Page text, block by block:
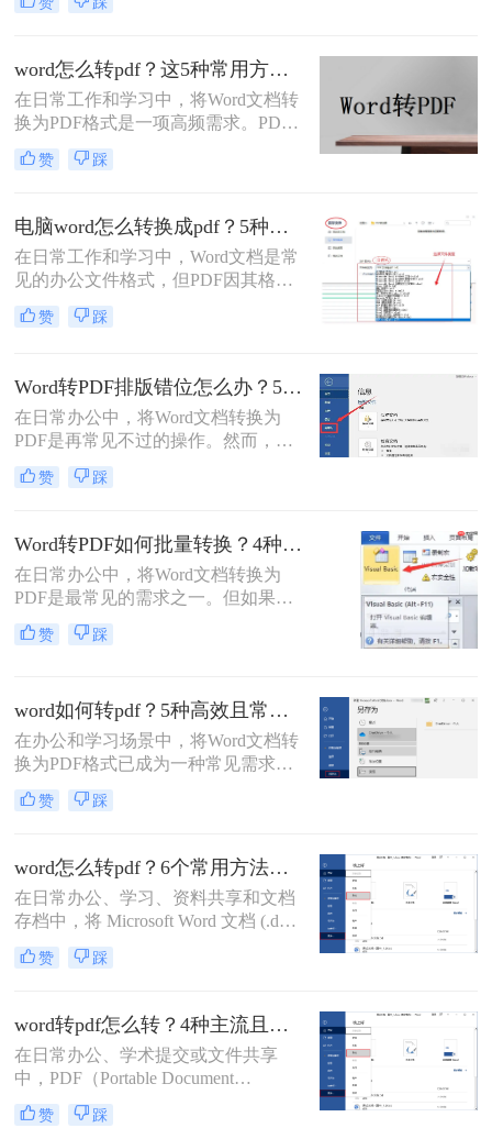
全性，已成为文件分发的首选格式。
辑工具，将其创作的文档转换为PDF
是一项高频且关键的操作。尽管操作
看似简单，但不同的转换方法在效
果、效率和应用场景上却大相径庭。
那么word怎么转pdf呢？
word怎么转pdf？这5种常用方法了解一下！
在日常工作和学习中，将Word文档转
换为PDF格式是一项高频需求。PDF
格式以其格式固定、兼容性强的特
点，成为文件共享和打印的首选。那
Word转PDF的常用方法，帮助您高效
完成转换任务。
赞 踩
电脑word怎么转换成pdf？5种详细方法全解析！
在日常工作和学习中，Word文档是常
见的办公文件格式，但PDF因其格式
固定、兼容性好、安全性高等特点，
成为跨平台共享和打印的首选。那么
为PDF的方法，帮助您根据需求选择
最合适的方案。
赞 踩
Word转PDF排版错位怎么办？5种有效方法彻底解决排版错位问题！
在日常办公中，将Word文档转换为
PDF是再常见不过的操作。然而，很
多用户都遇到过这样的困扰：明明在
Word里排版整齐的文档，转成PDF后
偏、页码丢失等问题。尤其是在提交
重要报告、学术论文或投标文件时，
排版错位不仅影响美观，更可能让专
业形象大打折扣。那么word转pdf排版
错位怎么办？本文结合多年办公实战
经验，整理出5种经过验证的有效方
赞 踩
Word转PDF如何批量转换？4种高效方法详解！
在日常办公中，将Word文档转换为
PDF是最常见的需求之一。但如果你
手头有几十个甚至上百个Word文件需
要逐一转换，手动操作无疑会消耗大
高效方法，涵盖办公软件自带功能、
专业转换工具、在线服务以及编程脚
本。每个方法都包含完整操作步骤、
实际需求选择最合适的方案。
赞 踩
word如何转pdf？5种高效且常用方法详解！
在办公和学习场景中，将Word文档转
换为PDF格式已成为一种常见需求。
PDF格式因其兼容性强、排版稳定、
安全性高等特点，能够有效避免因设
错乱问题。那么word如何转pdf呢？本
文将详细介绍5种高效且常用的Word
转PDF方法，帮助用户根据实际需求
选择最合适的方式。
赞 踩
word怎么转pdf？6个常用方法详解！
在日常办公、学习、资料共享和文档
存档中，将 Microsoft Word 文档 (.doc,
.docx) 转换为 PDF (Portable Document
Format) 格式是一项非常普遍且重要的
强、排版固定、易于打印、文件大小
相对可控以及良好的安全性而广受欢
迎。那么word怎么转pdf呢？本文将详
细介绍几种最常用、最便捷的 Word
转 PDF 方法，帮助你轻松应对各种转
换场景。
赞 踩
word转pdf怎么转？4种主流且高效方法详解！
在日常办公、学术提交或文件共享
中，PDF（Portable Document
Format，便携式文档格式）因其卓越
的跨平台一致性、不易编辑的特性和
赞 踩